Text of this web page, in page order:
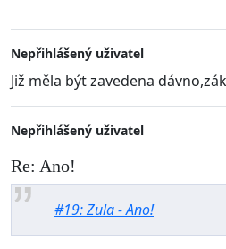
Nepřihlášený uživatel
Již měla být zavedena
Nepřihlášený uživatel
Re: Ano!
#19: Zula - Ano!